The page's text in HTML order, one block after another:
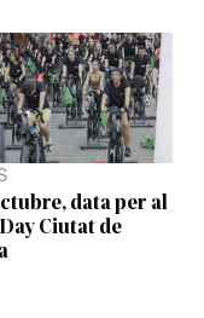
data per al
Ciutat de